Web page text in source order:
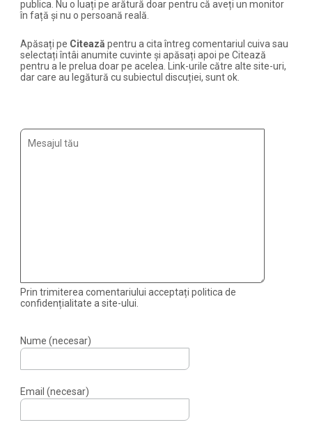
publica. Nu o luați pe arătură doar pentru că aveți un monitor
în față și nu o persoană reală.
Apăsați pe Citează pentru a cita întreg comentariul cuiva sau
selectați întâi anumite cuvinte și apăsați apoi pe Citează
pentru a le prelua doar pe acelea. Link-urile către alte site-uri,
dar care au legătură cu subiectul discuției, sunt ok.
Prin trimiterea comentariului acceptați politica de
confidențialitate a site-ului.
Nume (necesar)
Email (necesar)